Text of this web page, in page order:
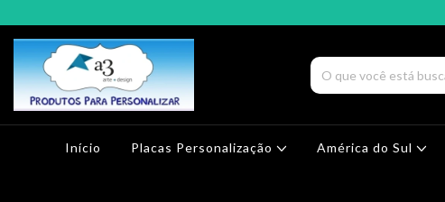
Início Placas Personalização América do Sul